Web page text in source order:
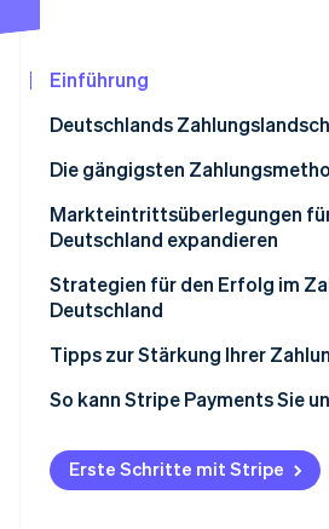
CO₂-Entnahme
Identity
Online-Identitätsprüfung
Erfahren Sie,
Jetzt ansehen
Einführung
Deutschlands
Die gängigsten
Beliebte B2C-
Beliebte B2B-
Neue Trends bei Zahlungen
Markteintrittsüberlegungen
Deutschland expandieren
Steuern
Internationale Zahlungen
Sicherheits-, Datenschutz-
Strategien für den Erfolg im
Deutschland
Tipps zur Stärkung Ihrer
Diversifizieren Sie Ihre
Vertrauen der Verbraucher/
So kann Stripe Payments Sie
Erste Schritte mit Stripe